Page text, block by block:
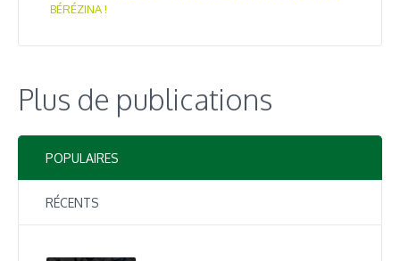
BÉRÉZINA !
Plus de publications
POPULAIRES
RÉCENTS